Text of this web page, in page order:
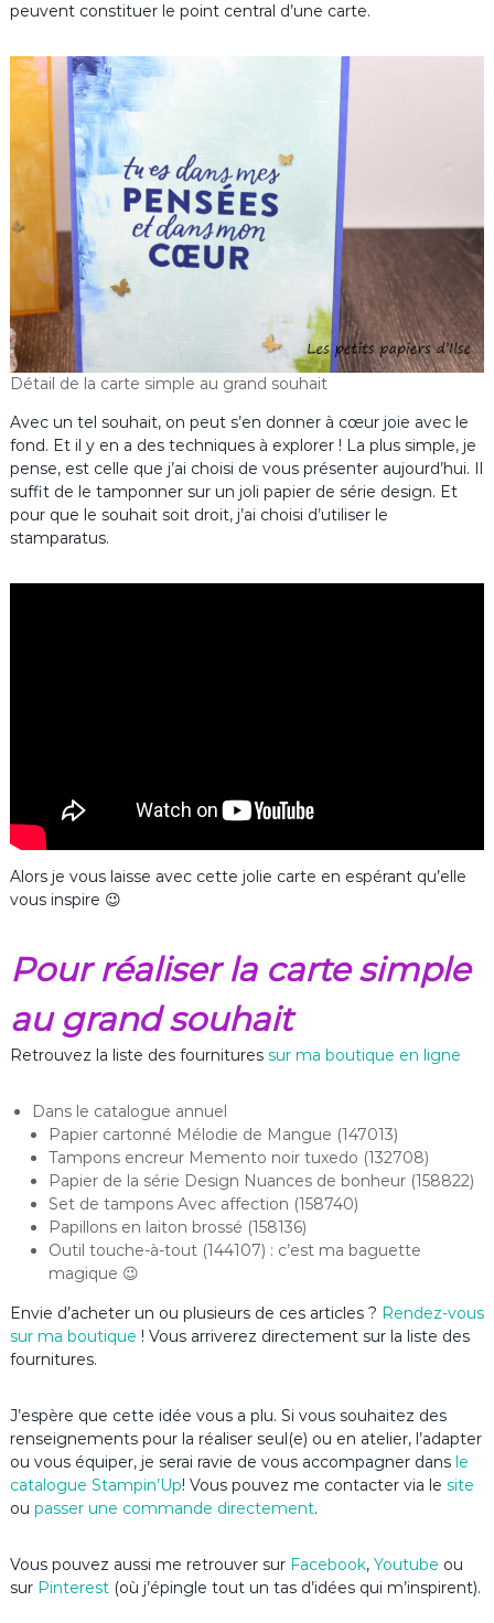
peuvent constituer le point central d’une carte.
Détail de la carte simple au grand souhait
Avec un tel souhait, on peut s’en donner à cœur joie avec le
fond. Et il y en a des techniques à explorer ! La plus simple, je
pense, est celle que j’ai choisi de vous présenter aujourd’hui. Il
suffit de le tamponner sur un joli papier de série design. Et
pour que le souhait soit droit, j’ai choisi d’utiliser le
stamparatus.
Alors je vous laisse avec cette jolie carte en espérant qu’elle
vous inspire 😉
Pour réaliser la carte simple
au grand souhait
Retrouvez la liste des fournitures sur ma boutique en ligne
Dans le catalogue annuel
Papier cartonné Mélodie de Mangue (147013)
Tampons encreur Memento noir tuxedo (132708)
Papier de la série Design Nuances de bonheur (158822)
Set de tampons Avec affection (158740)
Papillons en laiton brossé (158136)
Outil touche-à-tout (144107) : c’est ma baguette
magique 😉
Envie d’acheter un ou plusieurs de ces articles ? Rendez-vous
sur ma boutique ! Vous arriverez directement sur la liste des
fournitures.
J’espère que cette idée vous a plu. Si vous souhaitez des
renseignements pour la réaliser seul(e) ou en atelier, l’adapter
ou vous équiper, je serai ravie de vous accompagner dans le
catalogue Stampin’Up! Vous pouvez me contacter via le site
ou passer une commande directement.
Vous pouvez aussi me retrouver sur Facebook, Youtube ou
sur Pinterest (où j’épingle tout un tas d’idées qui m’inspirent).